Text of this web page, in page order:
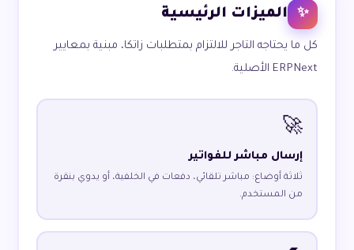
✨ الميزات الرئيسية
كل ما يحتاجه التاجر للالتزام بمتطلبات زاتكا، مبنية بمعايير
ERPNext الأصلية.
🚀
إرسال مباشر للفواتير
ثلاثة أوضاع: مباشر تلقائي، دفعات في الخلفية، أو يدوي بنقرة
من المستخدم.